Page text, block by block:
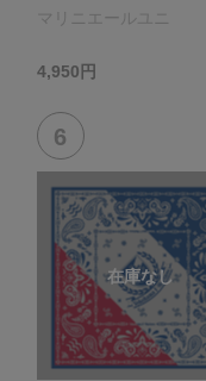
マリニエールユニ
4,950円